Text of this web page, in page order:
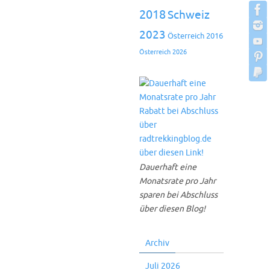
2018Schweiz
2023 Österreich 2016
Österreich 2026
Dauerhaft eine
Monatsrate pro Jahr
sparen bei Abschluss
über diesen Blog!
Archiv
Juli 2026